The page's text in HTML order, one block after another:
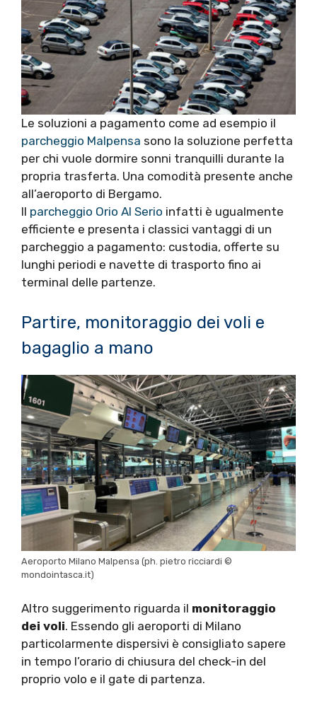
Le soluzioni a pagamento come ad esempio il
parcheggio Malpensa sono la soluzione perfetta
per chi vuole dormire sonni tranquilli durante la
propria trasferta. Una comodità presente anche
all’aeroporto di Bergamo.
Il parcheggio Orio Al Serio infatti è ugualmente
efficiente e presenta i classici vantaggi di un
parcheggio a pagamento: custodia, offerte su
lunghi periodi e navette di trasporto fino ai
terminal delle partenze.
Partire, monitoraggio dei voli e
bagaglio a mano
Aeroporto Milano Malpensa (ph. pietro ricciardi ©
mondointasca.it)
Altro suggerimento riguarda il monitoraggio
dei voli. Essendo gli aeroporti di Milano
particolarmente dispersivi è consigliato sapere
in tempo l’orario di chiusura del check-in del
proprio volo e il gate di partenza.